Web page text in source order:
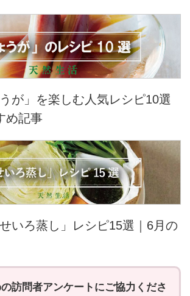
が」を楽しむ人気レシピ10選
め記事
いろ蒸し」レシピ15選｜6月の